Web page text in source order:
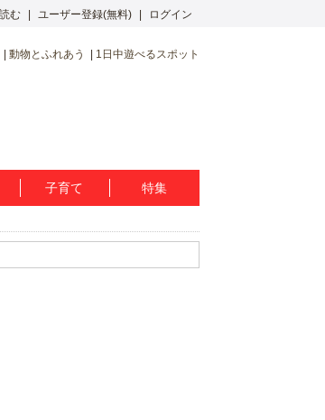
む ユーザー登録(無料) ログイン
動物とふれあう 1日中遊べるスポット
子育て 特集